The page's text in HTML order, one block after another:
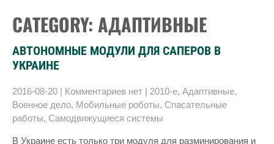
CATEGORY: АДАПТИВНЫЕ
АВТОНОМНЫЕ МОДУЛИ ДЛЯ САПЕРОВ В
УКРАИНЕ
2016-08-20 | Комментариев нет | 2010-е, Адаптивные,
Военное дело, Мобильные роботы, Спасательные
работы, Самодвижущиеся системы
В Украине есть только три модуля для разминирования и